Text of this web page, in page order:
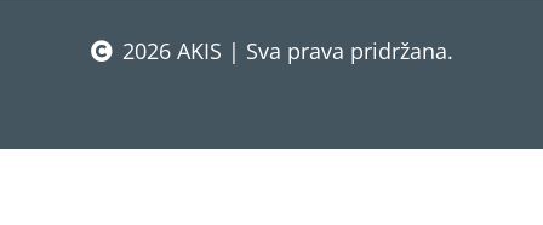
2026 AKIS | Sva prava pridržana.